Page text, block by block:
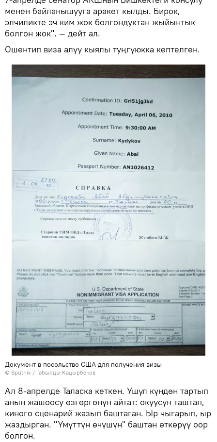
менен байланышууга аракет кылды. Бирок,
элчиликте эч ким жок болгондуктан жыйынтык
болгон жок", — дейт ал.
Ошентип виза алуу кыялы туңгуюкка кептелген.
Документ в посольство США для получения визы
© Sputnik / Табылды Кадырбеков
Ал 8-апрелде Таласка кеткен. Ушул күндөн тартып
анын жашоосу өзгөргөнүн айтат: окуусун таштап,
киного сценарий жазып баштаган. Ыр чыгарып, ыр
жаздырган. "Үмүттүн өчүшүн" баштан өткөрүү оор
болгон.